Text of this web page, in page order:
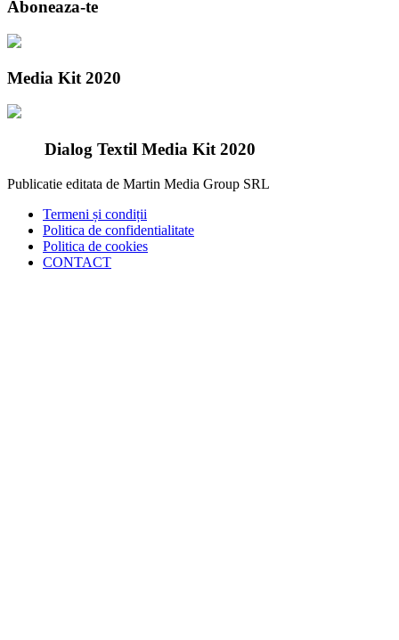
Aboneaza-te
Media Kit 2020
Dialog Textil Media Kit 2020
Publicatie editata de Martin Media Group SRL
Termeni și condiții
Politica de confidentialitate
Politica de cookies
CONTACT